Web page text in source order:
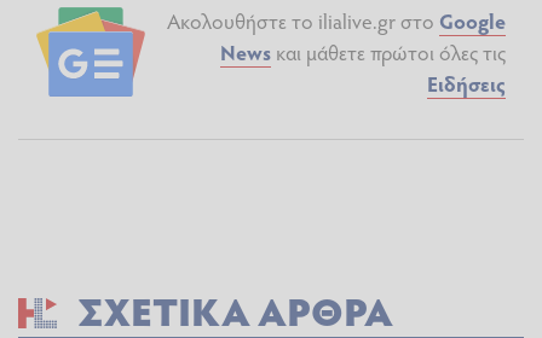
Ακολουθήστε το ilialive.gr στο Google
News και μάθετε πρώτοι όλες τις
Ειδήσεις
ΣΧΕΤΙΚΆ ΆΡΘΡΑ